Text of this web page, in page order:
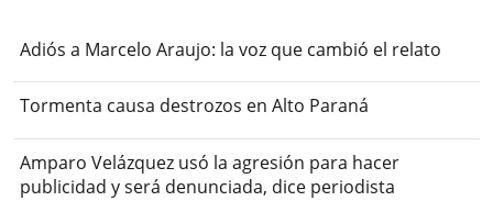
Adiós a Marcelo Araujo: la voz que cambió el relato
Tormenta causa destrozos en Alto Paraná
Amparo Velázquez usó la agresión para hacer
publicidad y será denunciada, dice periodista